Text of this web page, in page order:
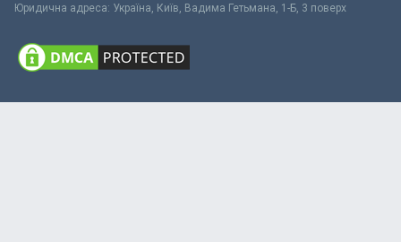
Юридична адреса: Україна, Київ, Вадима Гетьмана, 1-Б, 3 поверх